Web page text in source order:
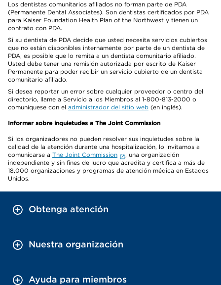
Los dentistas comunitarios afiliados no forman parte de PDA
(Permanente Dental Associates). Son dentistas certificados por PDA
para Kaiser Foundation Health Plan of the Northwest y tienen un
contrato con PDA.
Si su dentista de PDA decide que usted necesita servicios cubiertos
que no están disponibles internamente por parte de un dentista de
PDA, es posible que lo remita a un dentista comunitario afiliado.
Usted debe tener una remisión autorizada por escrito de Kaiser
Permanente para poder recibir un servicio cubierto de un dentista
comunitario afiliado.
Si desea reportar un error sobre cualquier proveedor o centro del
directorio, llame a Servicio a los Miembros al 1-800-813-2000 o
comuníquese con el administrador del sitio web (en inglés).
Informar sobre inquietudes a The Joint Commission
Si los organizadores no pueden resolver sus inquietudes sobre la
calidad de la atención durante una hospitalización, lo invitamos a
comunicarse a The Joint Commission
, una organización
independiente y sin fines de lucro que acredita y certifica a más de
18,000 organizaciones y programas de atención médica en Estados
Unidos.
Obtenga atención
Nuestra organización
Ayuda para miembros